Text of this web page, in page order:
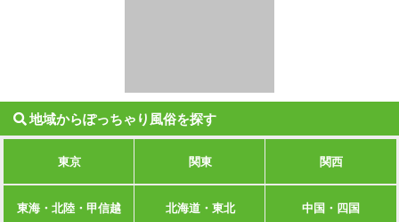
地域からぽっちゃり風俗を探す
東京 関東 関西
東海・北陸・甲信越 北海道・東北 中国・四国